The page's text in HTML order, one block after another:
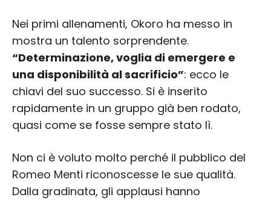
Nei primi allenamenti, Okoro ha messo in
mostra un talento sorprendente.
“Determinazione, voglia di emergere e
una disponibilità al sacrificio”: ecco le
chiavi del suo successo. Si è inserito
rapidamente in un gruppo già ben rodato,
quasi come se fosse sempre stato lì.
Non ci è voluto molto perché il pubblico del
Romeo Menti riconoscesse le sue qualità.
Dalla gradinata, gli applausi hanno